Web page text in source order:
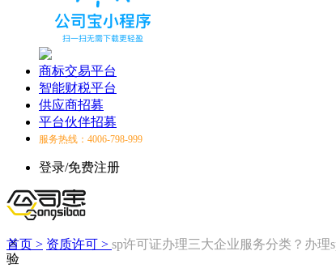
商标交易平台
智能财税平台
供应商招募
平台伙伴招募
服务热线：4006-798-999
登录/免费注册
验
首页 > 资质许可 > sp许可证办理三大企业服务分类？办理